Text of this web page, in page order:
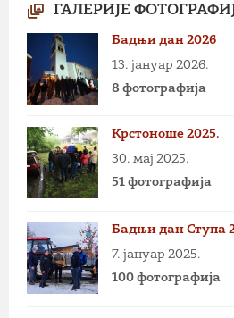
ГАЛЕРИЈЕ
Бадњи дан 2026
13. јануар 2026.
8 фотографија
Крстоноше 2025.
30. мај 2025.
51 фотографија
Бадњи дан Ступа
7. јануар 2025.
100 фотографија